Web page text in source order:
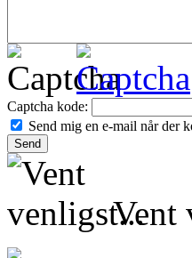
Captcha kode:
Send mig en e-mail når der
Vent